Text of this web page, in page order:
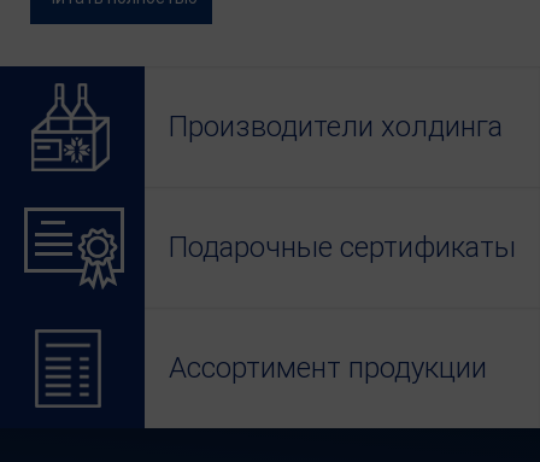
Производители холдинга
Подарочные сертификаты
Ассортимент продукции